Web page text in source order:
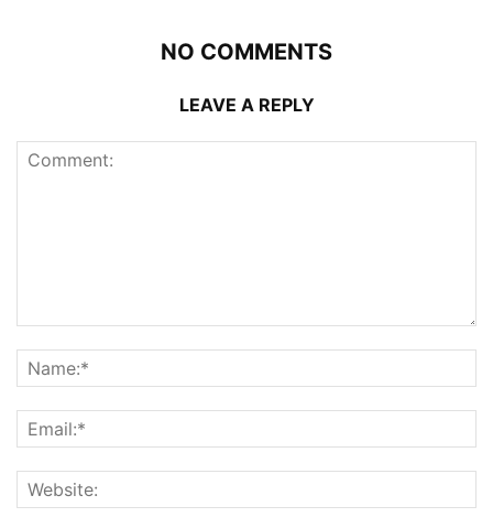
NO COMMENTS
LEAVE A REPLY